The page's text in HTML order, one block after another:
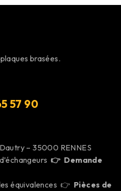
brasées.
57 90
– 35000 RENNES
👉 Demande
équivalences 👉 Pièces de